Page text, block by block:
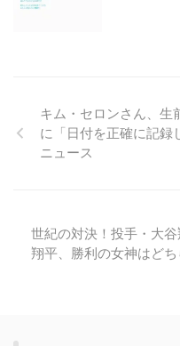
キム・セロンさん、生
に「日付を正確に記
ニュース
世紀の対決！投手・大
翔平、勝利の女神はど